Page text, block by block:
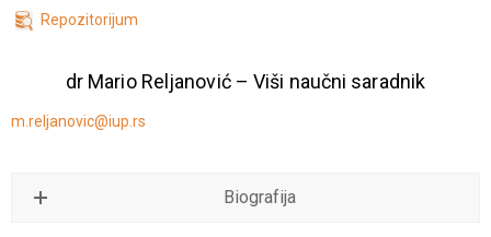
Repozitorijum
dr Mario Reljanović – Viši naučni saradnik
m.reljanovic@iup.rs
Biografija